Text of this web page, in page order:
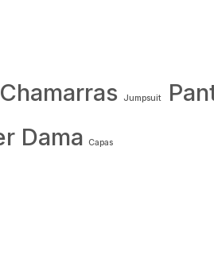
Chamarras Jumpsuit
Dama Capas